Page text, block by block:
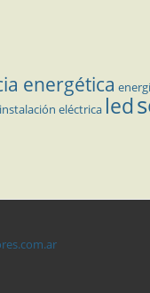
energética
instalación eléctrica led